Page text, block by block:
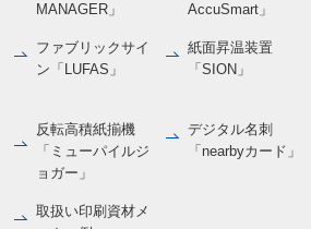
MANAGER」
AccuSmart」
ファブリックサイ
ン「LUFAS」
紙面昇温装置
「SION」
反転高積紙揃機
「ミューパイルジ
ョガー」
デジタル名刺
「nearbyカード」
取扱い印刷資材メ